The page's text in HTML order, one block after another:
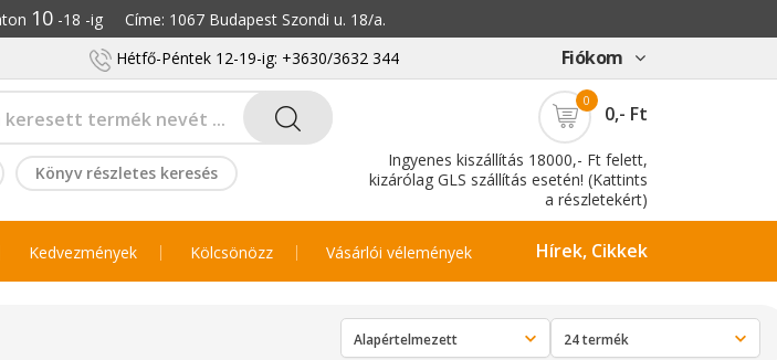
10 -18 -ig Címe: 1067 Budapest Szondi u. 18/a.
Hétfő-Péntek 12-19-ig: +3630/3632 344 Fiókom
Könyv részletes keresés
0
0,- Ft
Ingyenes kiszállítás 18000,- Ft felett,
kizárólag GLS szállítás esetén! (Kattints
a részletekért)
Kedvezmények Kölcsönözz Vásárlói vélemények Hírek, Cikkek